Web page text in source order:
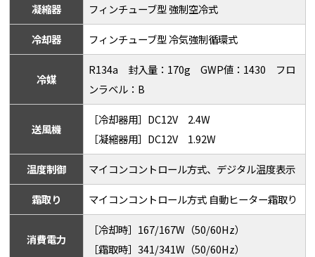
凝縮器 フィンチューブ型 強制空冷式
冷却器 フィンチューブ型 冷気強制循環式
冷媒
R134a 封入量：170g GWP値：1430 フロ
ンラベル：B
送風機
［冷却器用］DC12V 2.4W
［凝縮器用］DC12V 1.92W
温度制御 マイコンコントロール方式、デジタル温度表示
霜取り マイコンコントロール方式 自動ヒーター霜取り
消費電力
［冷却時］167/167W（50/60Hz）
［霜取時］341/341W（50/60Hz）